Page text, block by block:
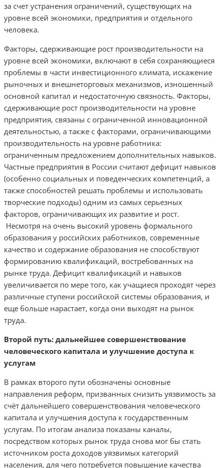
за счет устранения ограничений, существующих на
уровне всей экономики, предприятия и отдельного
человека.
Факторы, сдерживающие рост производительности на
уровне всей экономики, включают в себя сохраняющиеся
проблемы в части инвестиционного климата, искажение
рыночных и внешнеторговых механизмов, изношенный
основной капитал и недостаточную связность. Факторы,
сдерживающие рост производительности на уровне
предприятия, связаны с ограниченной инновационной
деятельностью, а также с факторами, ограничивающими
производительность на уровне работника:
ограниченным предложением дополнительных навыков.
Частные предприятия в России считают дефицит навыков
(особенно социальных и поведенческих компетенций, а
также способностей решать проблемы и использовать
творческие подходы) одним из самых серьезных
факторов, ограничивающих их развитие и рост.
Несмотря на очень высокий уровень формального
образования у российских работников, современные
качество и содержание образования не способствуют
формированию квалификаций, востребованных на
рынке труда. Дефицит квалификаций и навыков
увеличивается по мере того, как учащиеся проходят через
различные ступени российской системы образования, и
еще больше нарастает, когда они выходят на рынок
труда.
Второй путь: дальнейшее совершенствование
человеческого капитала и улучшение доступа к
услугам
В рамках второго пути обозначены основные
направления реформ, призванных снизить уязвимость за
счёт дальнейшего совершенствования человеческого
капитала и улучшения доступа к государственным
услугам. По итогам анализа показаны каналы,
посредством которых рынок труда снова мог бы стать
источником роста доходов уязвимых категорий
населения, для чего потребуется повышение качества